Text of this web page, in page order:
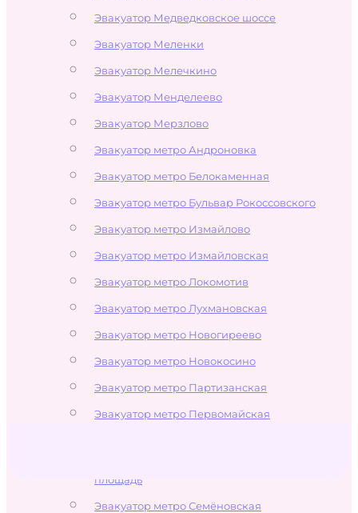
Эвакуатор Медведковское шоссе
Эвакуатор Меленки
Эвакуатор Мелечкино
Эвакуатор Менделеево
Эвакуатор Мерзлово
Эвакуатор метро Андроновка
Эвакуатор метро Белокаменная
Эвакуатор метро Бульвар Рокоссовского
Эвакуатор метро Измайлово
Эвакуатор метро Измайловская
Эвакуатор метро Локомотив
Эвакуатор метро Лухмановская
Эвакуатор метро Новогиреево
Эвакуатор метро Новокосино
Эвакуатор метро Партизанская
Эвакуатор метро Первомайская
площадь
Эвакуатор метро Семёновская